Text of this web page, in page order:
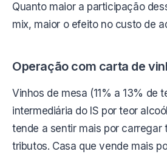
Quanto maior a participação
mix, maior o efeito no custo de
Operação com carta de
Vinhos de mesa (11% a 13% de
intermediária do IS por teor
tende a sentir mais por carregar
tributos. Casa que vende mais